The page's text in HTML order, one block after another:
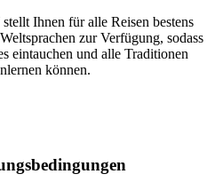
Ihnen für alle Reisen bestens
zur Verfügung, sodass
eintauchen und alle Traditionen
können.